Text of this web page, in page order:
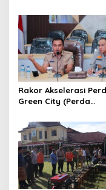
Padamkan Api di
Limau Kapas
Rakor Akselerasi
Green City (Perda
Pekanbaru Bersama
Lingkungan Hidup
Pekanbaru dan Tim